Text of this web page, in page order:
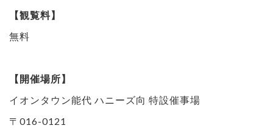
【観覧料】
無料
【開催場所】
イオンタウン能代 ハニーズ向 特設催事場
〒016-0121